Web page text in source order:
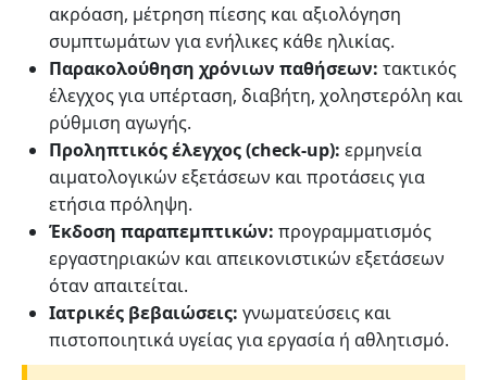
ακρόαση, μέτρηση πίεσης και αξιολόγηση
συμπτωμάτων για ενήλικες κάθε ηλικίας.
Παρακολούθηση χρόνιων παθήσεων: τακτικός
έλεγχος για υπέρταση, διαβήτη, χοληστερόλη και
ρύθμιση αγωγής.
Προληπτικός έλεγχος (check-up): ερμηνεία
αιματολογικών εξετάσεων και προτάσεις για
ετήσια πρόληψη.
Έκδοση παραπεμπτικών: προγραμματισμός
εργαστηριακών και απεικονιστικών εξετάσεων
όταν απαιτείται.
Ιατρικές βεβαιώσεις: γνωματεύσεις και
πιστοποιητικά υγείας για εργασία ή αθλητισμό.